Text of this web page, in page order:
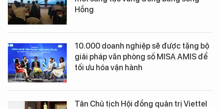
Hồng
10.000 doanh nghiệp sẽ được tặng bộ
giải pháp văn phòng số MISA AMIS để
tối ưu hóa vận hành
Tân Chủ tịch Hội đồng quản trị Viettel